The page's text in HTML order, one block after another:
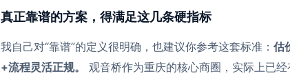
真正靠谱的方案，得满足这几条硬指标
我自己对“靠谱”的定义很明确，也建议你参考这套标准： 估
+流程灵活正规。
观音桥作为重庆的核心商圈，实际上已